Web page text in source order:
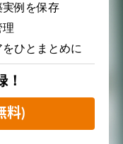
例を保存
理
ひとまとめに
！
料)